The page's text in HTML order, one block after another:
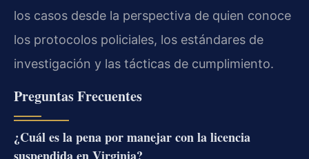
los casos desde la perspectiva de quien conoce
los protocolos policiales, los estándares de
investigación y las tácticas de cumplimiento.
Preguntas Frecuentes
¿Cuál es la pena por manejar con la licencia
suspendida en Virginia?